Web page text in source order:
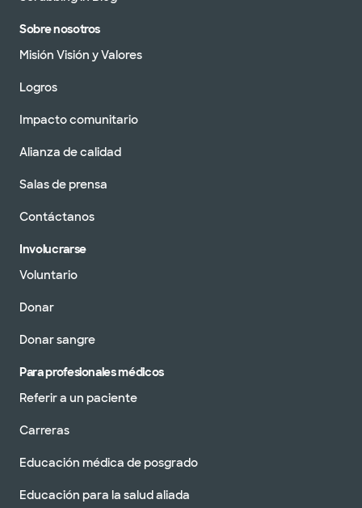
Sobre nosotros
Misión Visión y Valores
Logros
Impacto comunitario
Alianza de calidad
Salas de prensa
Contáctanos
Involucrarse
Voluntario
Donar
Donar sangre
Para profesionales médicos
Referir a un paciente
Carreras
Educación médica de posgrado
Educación para la salud aliada